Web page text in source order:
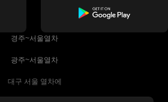
경주~서울열차
광주~서울열차
대구 서울 열차에